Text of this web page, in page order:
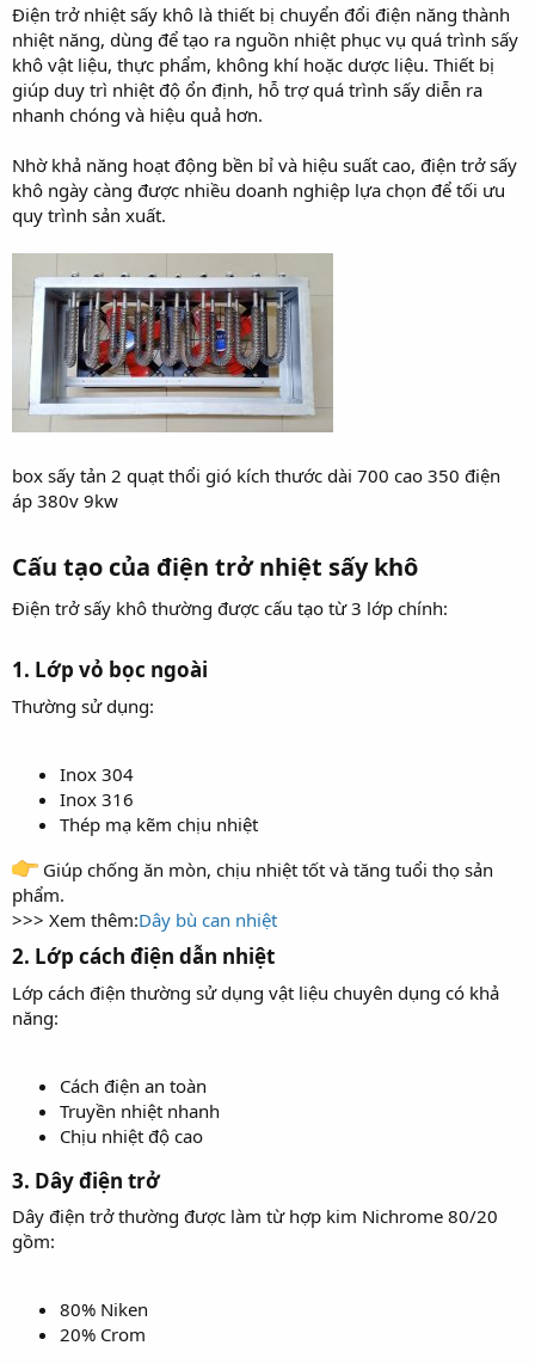
Điện trở nhiệt sấy khô là thiết bị chuyển đổi điện năng thành
nhiệt năng, dùng để tạo ra nguồn nhiệt phục vụ quá trình sấy
khô vật liệu, thực phẩm, không khí hoặc dược liệu. Thiết bị
giúp duy trì nhiệt độ ổn định, hỗ trợ quá trình sấy diễn ra
nhanh chóng và hiệu quả hơn.
Nhờ khả năng hoạt động bền bỉ và hiệu suất cao, điện trở sấy
khô ngày càng được nhiều doanh nghiệp lựa chọn để tối ưu
quy trình sản xuất.
box sấy tản 2 quạt thổi gió kích thước dài 700 cao 350 điện
áp 380v 9kw
Cấu tạo của điện trở nhiệt sấy khô​
Điện trở sấy khô thường được cấu tạo từ 3 lớp chính:
1. Lớp vỏ bọc ngoài​
Thường sử dụng:
Inox 304
Inox 316
Thép mạ kẽm chịu nhiệt
Giúp chống ăn mòn, chịu nhiệt tốt và tăng tuổi thọ sản
phẩm.
>>> Xem thêm:Dây bù can nhiệt
2. Lớp cách điện dẫn nhiệt​
Lớp cách điện thường sử dụng vật liệu chuyên dụng có khả
năng:
Cách điện an toàn
Truyền nhiệt nhanh
Chịu nhiệt độ cao
3. Dây điện trở​
Dây điện trở thường được làm từ hợp kim Nichrome 80/20
gồm:
80% Niken
20% Crom